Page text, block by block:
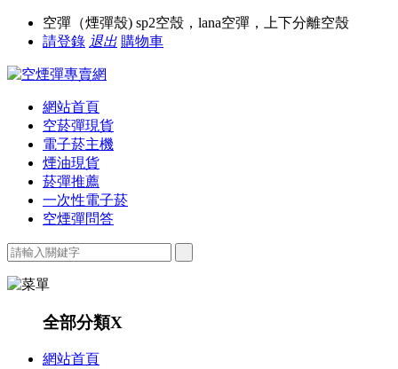
空彈（煙彈殼) sp2空殼，lana空彈，上下分離空殼
請登錄 退出 購物車
網站首頁
空菸彈現貨
電子菸主機
煙油現貨
菸彈推薦
一次性電子菸
空煙彈問答
全部分類X
網站首頁